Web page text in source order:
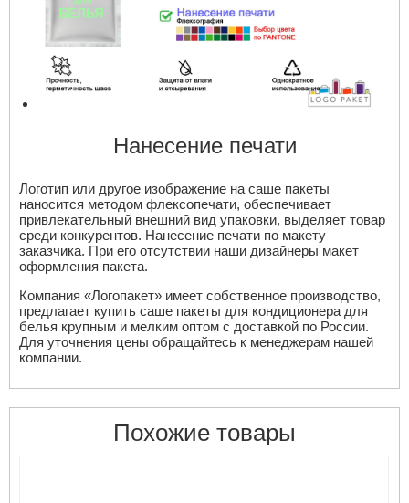
Нанесение печати
Логотип или другое изображение на саше пакеты
наносится методом флексопечати, обеспечивает
привлекательный внешний вид упаковки, выделяет товар
среди конкурентов. Нанесение печати по макету
заказчика. При его отсутствии наши дизайнеры макет
оформления пакета.
Компания «Логопакет» имеет собственное производство,
предлагает купить саше пакеты для кондиционера для
белья крупным и мелким оптом с доставкой по России.
Для уточнения цены обращайтесь к менеджерам нашей
компании.
Похожие товары